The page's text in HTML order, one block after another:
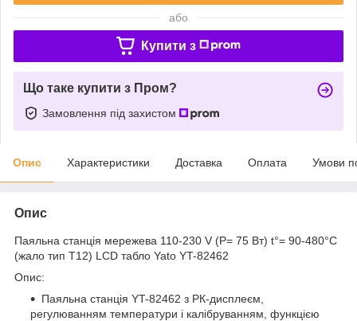
або
Купити з
Що таке купити з Пром?
Замовлення під захистом
Опис Характеристики Доставка Оплата Умови
Опис
Паяльна станція мережева 110-230 V (Р= 75 Вт) t°= 90-480°С
(жало тип T12) LCD табло Yato YT-82462
Опис:
Паяльна станція YT-82462 з РК-дисплеєм,
регулюванням температури і калібруванням, функцією